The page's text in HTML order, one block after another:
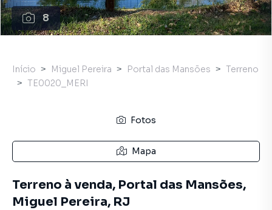
8
Início Miguel Pereira Portal das Mansões
Terreno
TE0020_MERI
Fotos
Mapa
Terreno à venda, Portal das Mansões,
Miguel Pereira, RJ